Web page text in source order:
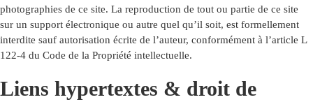
photographies de ce site. La reproduction de tout ou partie de ce site
sur un support électronique ou autre quel qu’il soit, est formellement
interdite sauf autorisation écrite de l’auteur, conformément à l’article L
122-4 du Code de la Propriété intellectuelle.
Liens hypertextes & droit de